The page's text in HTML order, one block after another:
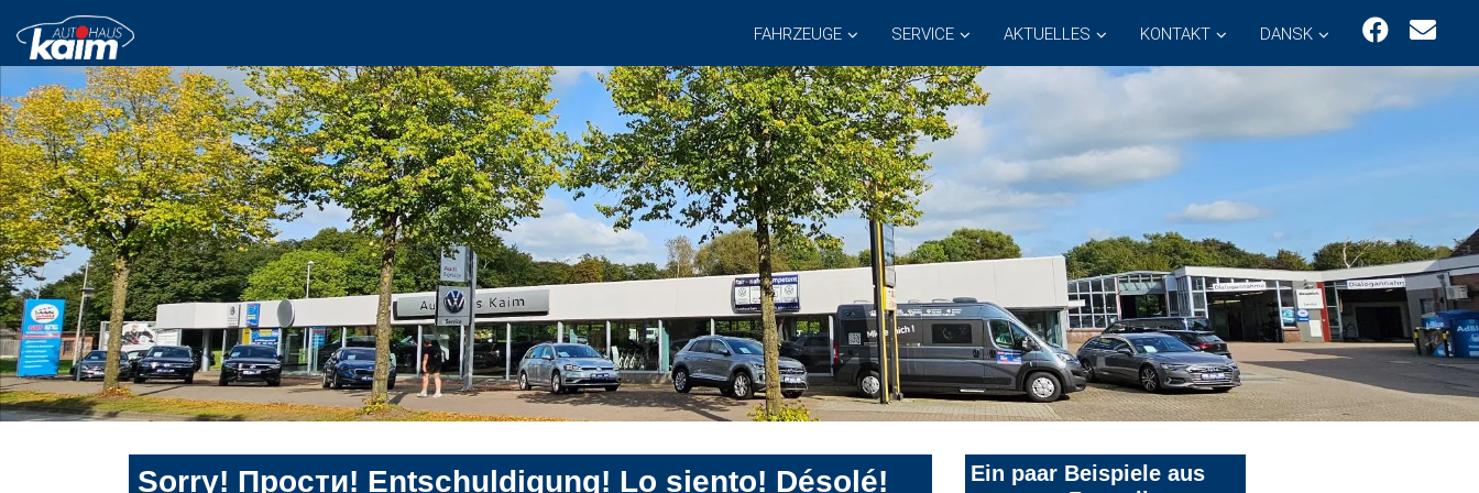
FAHRZEUGE SERVICE AKTUELLES KONTAKT DANSK
Sorry! Прости! Entschuldigung! Lo siento! Désolé!
Ein paar Beispiele aus